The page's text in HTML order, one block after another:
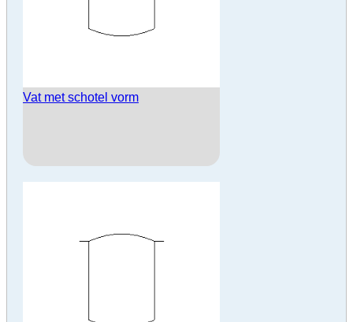
Vat met schotel vorm